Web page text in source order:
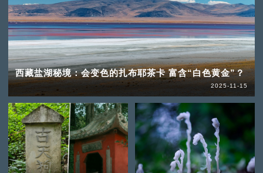
西藏盐湖秘境：会变色的扎布耶茶卡 富含“白色黄金”？
2025-11-15